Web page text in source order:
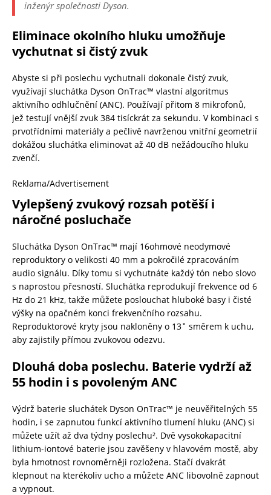
inženýr společnosti Dyson.
Eliminace okolního hluku umožňuje
vychutnat si čistý zvuk
Abyste si při poslechu vychutnali dokonale čistý zvuk,
využívají sluchátka Dyson OnTrac™ vlastní algoritmus
aktivního odhlučnění (ANC). Používají přitom 8 mikrofonů,
jež testují vnější zvuk 384 tisíckrát za sekundu. V kombinaci s
prvotřídními materiály a pečlivě navrženou vnitřní geometrií
dokážou sluchátka eliminovat až 40 dB nežádoucího hluku
zvenčí.
Reklama/Advertisement
Vylepšený zvukový rozsah potěší i
náročné posluchače
Sluchátka Dyson OnTrac™ mají 16ohmové neodymové
reproduktory o velikosti 40 mm a pokročilé zpracováním
audio signálu. Díky tomu si vychutnáte každý tón nebo slovo
s naprostou přesností. Sluchátka reprodukují frekvence od 6
Hz do 21 kHz, takže můžete poslouchat hluboké basy i čisté
výšky na opačném konci frekvenčního rozsahu.
Reproduktorové kryty jsou nakloněny o 13˚ směrem k uchu,
aby zajistily přímou zvukovou odezvu.
Dlouhá doba poslechu. Baterie vydrží až
55 hodin i s povoleným ANC
Výdrž baterie sluchátek Dyson OnTrac™ je neuvěřitelných 55
hodin, i se zapnutou funkcí aktivního tlumení hluku (ANC) si
můžete užít až dva týdny poslechu². Dvě vysokokapacitní
lithium-iontové baterie jsou zavěšeny v hlavovém mostě, aby
byla hmotnost rovnoměrněji rozložena. Stačí dvakrát
klepnout na kterékoliv ucho a můžete ANC libovolně zapnout
a vypnout.